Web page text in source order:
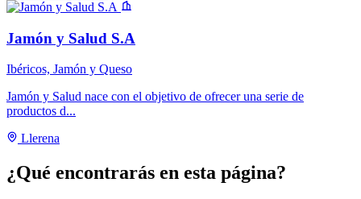
Jamón y Salud S.A
Ibéricos, Jamón y Queso
Jamón y Salud nace con el objetivo de ofrecer una serie de
productos d...
Llerena
¿Qué encontrarás en esta página?